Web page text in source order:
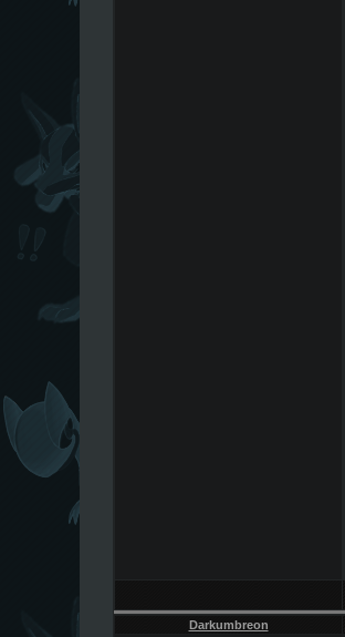
Darkumbreon